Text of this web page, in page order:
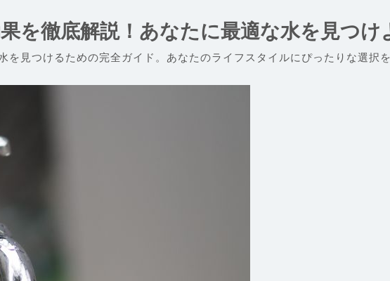
を徹底解説！あなたに最適な水を見つけ
を見つけるための完全ガイド。あなたのライフスタイルにぴったりな選択を